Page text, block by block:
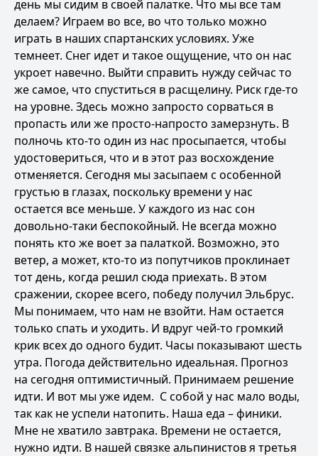
день мы сидим в своей палатке. Что мы все там
делаем? Играем во все, во что только можно
играть в наших спартанских условиях. Уже
темнеет. Снег идет и такое ощущение, что он нас
укроет навечно. Выйти справить нужду сейчас то
же самое, что спуститься в расщелину. Риск где-то
на уровне. Здесь можно запросто сорваться в
пропасть или же просто-напросто замерзнуть. В
полночь кто-то один из нас просыпается, чтобы
удостовериться, что и в этот раз восхождение
отменяется. Сегодня мы засыпаем с особенной
грустью в глазах, поскольку времени у нас
остается все меньше. У каждого из нас сон
довольно-таки беспокойный. Не всегда можно
понять кто же воет за палаткой. Возможно, это
ветер, а может, кто-то из попутчиков проклинает
тот день, когда решил сюда приехать. В этом
сражении, скорее всего, победу получил Эльбрус.
Мы понимаем, что нам не взойти. Нам остается
только спать и уходить. И вдруг чей-то громкий
крик всех до одного будит. Часы показывают шесть
утра. Погода действительно идеальная. Прогноз
на сегодня оптимистичный. Принимаем решение
идти. И вот мы уже идем. С собой у нас мало воды,
так как не успели натопить. Наша еда – финики.
Мне не хватило завтрака. Времени не остается,
нужно идти. В нашей связке альпинистов я третья